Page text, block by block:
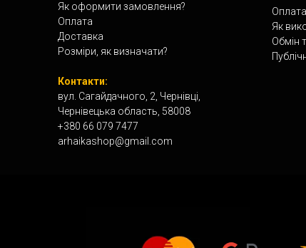
Як оформити замовлення?
Оплата
Доставка
Розміри, як визначати?
Контакти:
вул. Сагайдачного, 2, Чернівці,
Чернівецька область, 58008
+380 66 079 7477
arhaikashop@gmail.com
Як
Обмін